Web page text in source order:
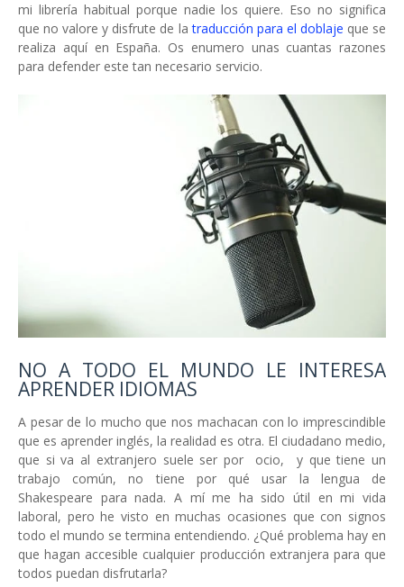
mi librería habitual porque nadie los quiere. Eso no significa
que no valore y disfrute de latraducción para el doblaje que se
realiza aquí en España. Os enumero unas cuantas razones
para defender este tan necesario servicio.
NO A TODO EL MUNDO LE INTERESA
APRENDER IDIOMAS
A pesar de lo mucho que nos machacan con lo imprescindible
que es aprender inglés, la realidad es otra. El ciudadano medio,
que si va al extranjero suele ser por ocio, y que tiene un
trabajo común, no tiene por qué usar la lengua de
Shakespeare para nada. A mí me ha sido útil en mi vida
laboral, pero he visto en muchas ocasiones que con signos
todo el mundo se termina entendiendo. ¿Qué problema hay en
que hagan accesible cualquier producción extranjera para que
todos puedan disfrutarla?